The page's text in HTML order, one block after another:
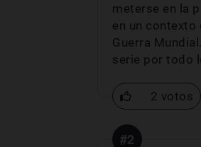
meterse en la
en un contexto
Guerra
serie por todo
2 votos
#2